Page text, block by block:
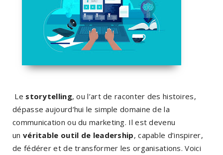
Le storytelling, ou l’art de raconter des histoires,
dépasse aujourd’hui le simple domaine de la
communication ou du marketing. Il est devenu
un véritable outil de leadership, capable d’inspirer,
de fédérer et de transformer les organisations. Voici